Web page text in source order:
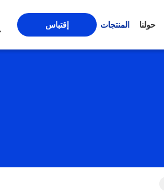
حولنا المنتجات إقتباس